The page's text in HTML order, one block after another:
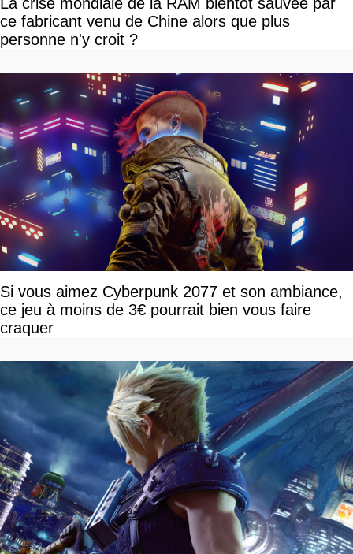
ce fabricant venu de Chine alors que plus
personne n'y croit ?
Si vous aimez Cyberpunk 2077 et son ambiance,
ce jeu à moins de 3€ pourrait bien vous faire
craquer